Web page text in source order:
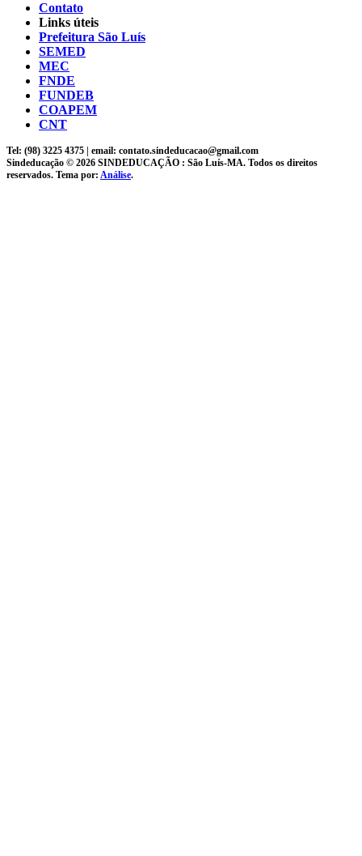
Contato
Links úteis
Prefeitura São Luís
SEMED
MEC
FNDE
FUNDEB
COAPEM
CNT
Tel: (98) 3225 4375 | email: contato.sindeducacao@gmail.com
Sindeducação © 2026 SINDEDUCAÇÃO : São Luís-MA. Todos os direitos
reservados. Tema por: Análise.